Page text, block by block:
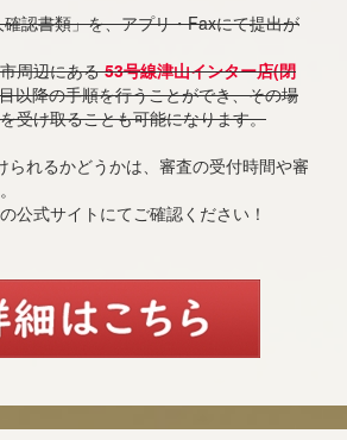
確認書類」を、アプリ・Faxにて提出が
周辺にある53号線津山インター店(閉
以降の手順を行うことができ、その場
受け取ることも可能になります。
られるかどうかは、審査の受付時間や審
公式サイトにてご確認ください！